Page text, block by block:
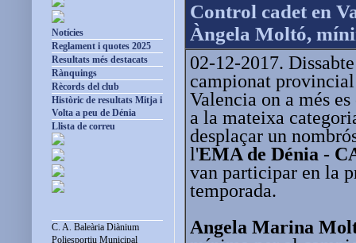
Control cadet en
Àngela Moltó,
02-12-2017.
campionat
Valencia on a més
a la mateixa
desplaçar un
l'EMA de Dénia -
van participar en la
temporada.
Angela Marina
Notícies
Reglament i quotes 2025
Resultats més destacats
Rànquings
Rècords del club
Històric de resultats Mitja i
Volta a peu de Dénia
Llista de correu
C. A. Baleària Diànium
Poliesportiu Municipal